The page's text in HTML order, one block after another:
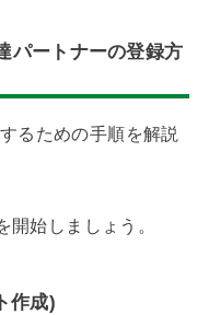
パートナーの登録方
るための手順を解説
開始しましょう。
作成)